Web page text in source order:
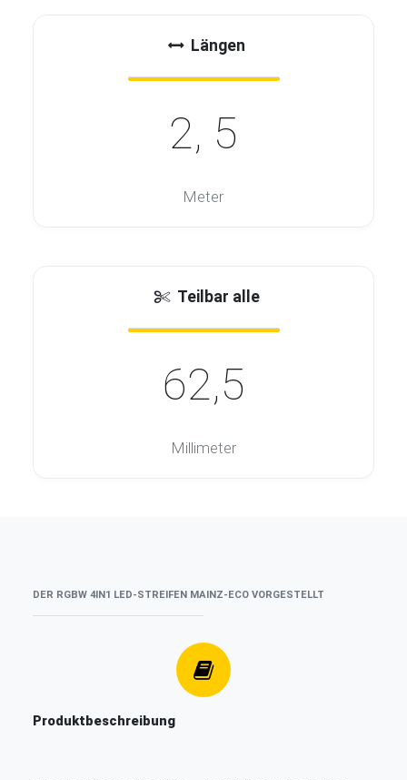
Längen
2, 5
Meter
Teilbar alle
62,5
Millimeter
DER RGBW 4IN1 LED-STREIFEN MAINZ-ECO VORGESTELLT
Produktbeschreibung